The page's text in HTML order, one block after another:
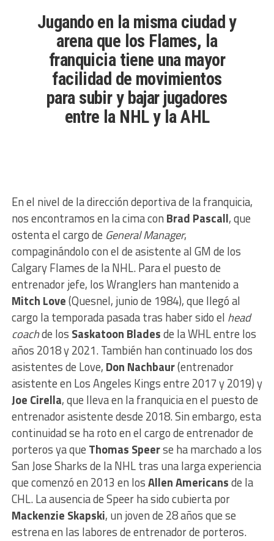
Jugando en la misma ciudad y
arena que los Flames, la
franquicia tiene una mayor
facilidad de movimientos
para subir y bajar jugadores
entre la NHL y la AHL
En el nivel de la dirección deportiva de la franquicia,
nos encontramos en la cima con Brad Pascall, que
ostenta el cargo de General Manager,
compaginándolo con el de asistente al GM de los
Calgary Flames de la NHL. Para el puesto de
entrenador jefe, los Wranglers han mantenido a
Mitch Love(Quesnel, junio de 1984), que llegó al
cargo la temporada pasada tras haber sido el head
coachde los Saskatoon Bladesde la WHL entre los
años 2018 y 2021. También han continuado los dos
asistentes de Love, Don Nachbaur(entrenador
asistente en Los Angeles Kings entre 2017 y 2019) y
Joe Cirella, que lleva en la franquicia en el puesto de
entrenador asistente desde 2018. Sin embargo, esta
continuidad se ha roto en el cargo de entrenador de
porteros ya que Thomas Speerse ha marchado a los
San Jose Sharks de la NHL tras una larga experiencia
que comenzó en 2013 en losAllen Americansde la
CHL. La ausencia de Speer ha sido cubierta por
Mackenzie Skapski, un joven de 28 años que se
estrena en las labores de entrenador de porteros.